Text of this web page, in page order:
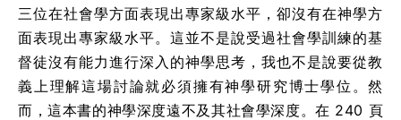
三位在社會學方面表現出專家級水平，卻沒有在神學方
面表現出專家級水平。這並不是說受過社會學訓練的基
督徒沒有能力進行深入的神學思考，我也不是說要從教
義上理解這場討論就必須擁有神學研究博士學位。然
而，這本書的神學深度遠不及其社會學深度。在 240 頁